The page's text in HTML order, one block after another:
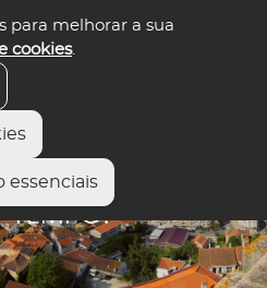
para melhorar a sua
cookies.
essenciais